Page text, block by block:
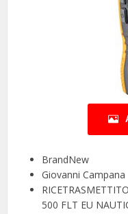
BrandNew
Giovanni Campana
500 FLT EU